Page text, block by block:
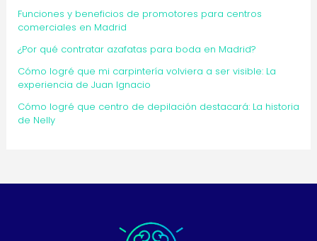
Funciones y beneficios de promotores para centros
comerciales en Madrid
¿Por qué contratar azafatas para boda en Madrid?
Cómo logré que mi carpintería volviera a ser visible: La
experiencia de Juan Ignacio
Cómo logré que centro de depilación destacará: La historia
de Nelly